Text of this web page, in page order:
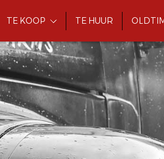
TE KOOP TE HUUR